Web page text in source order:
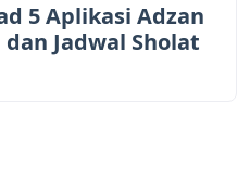
5 Aplikasi Adzan
Jadwal Sholat